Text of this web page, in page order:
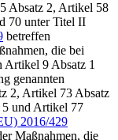
Absatz 2, Artikel 58
70 unter Titel II
betreffen
die bei
Artikel 9 Absatz 1
genannten
2, Artikel 73 Absatz
und Artikel 77
2016/429
Maßnahmen, die